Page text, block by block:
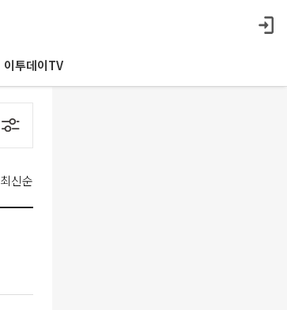
이투데이TV
최신순